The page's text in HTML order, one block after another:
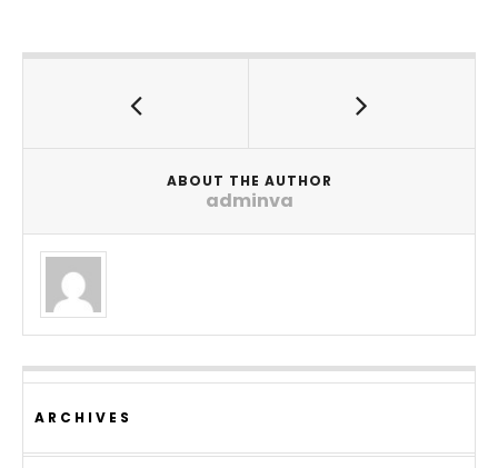
ABOUT THE AUTHOR
adminva
ARCHIVES